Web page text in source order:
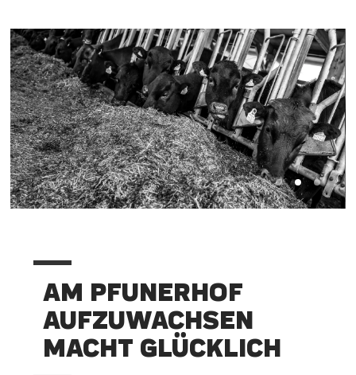
AM PFUNERHOF
AUFZUWACHSEN
MACHT GLÜCKLICH